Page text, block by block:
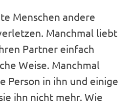
Menschen andere
Manchmal liebt
Partner einfach
Weise. Manchmal
Person in ihn und einige
ihn nicht mehr. Wie